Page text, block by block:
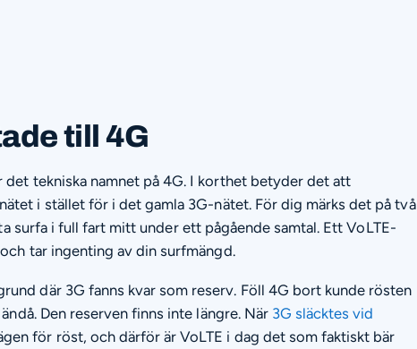
till 4G
det tekniska namnet på 4G. I korthet betyder det att
i stället för i det gamla 3G-nätet. För dig märks det på två
surfa i full fart mitt under ett pågående samtal. Ett VoLTE-
tar ingenting av din surfmängd.
där 3G fanns kvar som reserv. Föll 4G bort kunde rösten
Den reserven finns inte längre. När 3G släcktes vid
för röst, och därför är VoLTE i dag det som faktiskt bär